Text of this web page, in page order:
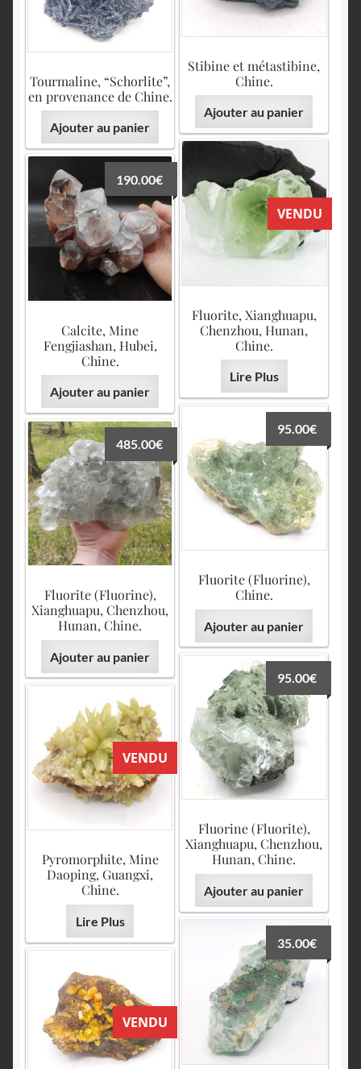
Stibine et métastibine,
Chine.
Ajouter au panier
Tourmaline, “Schorlite”,
en provenance de Chine.
Ajouter au panier
VENDU
Fluorite, Xianghuapu,
Chenzhou, Hunan,
Chine.
Lire Plus
Calcite, Mine
Fengjiashan, Hubei,
Chine.
190.00€
Ajouter au panier
Fluorite (Fluorine),
Chine.
95.00€
Ajouter au panier
Fluorite (Fluorine),
Xianghuapu, Chenzhou,
Hunan, Chine.
485.00€
Ajouter au panier
Fluorine (Fluorite),
Xianghuapu, Chenzhou,
Hunan, Chine.
95.00€
Ajouter au panier
VENDU
Pyromorphite, Mine
Daoping, Guangxi,
Chine.
Lire Plus
35.00€
VENDU